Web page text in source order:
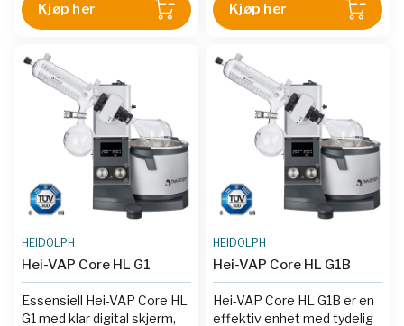
Kjøp her Kjøp her
HEIDOLPH
Hei-VAP Core HL G1
Essensiell Hei-VAP Core HL
G1 med klar digital skjerm,
HEIDOLPH
Hei-VAP Core HL G1B
Hei-VAP Core HL G1B er en
effektiv enhet med tydelig